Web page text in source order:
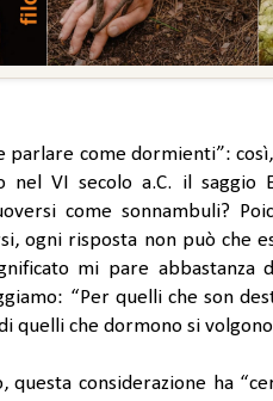
parlare come dormienti”:
nel VI secolo a.C. il saggio
come sonnambuli?
ogni risposta non può che
mi pare abbastanza
“Per quelli che son
quelli che dormono si
questa considerazione ha